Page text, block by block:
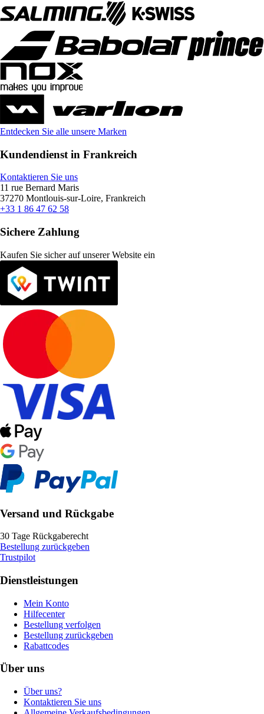
Entdecken Sie alle unsere Marken
Kundendienst in Frankreich
Kontaktieren Sie uns
11 rue Bernard Maris
37270 Montlouis-sur-Loire, Frankreich
+33 1 86 47 62 58
Sichere Zahlung
Kaufen Sie sicher auf unserer Website ein
Versand und Rückgabe
30 Tage Rückgaberecht
Bestellung zurückgeben
Trustpilot
Dienstleistungen
Mein Konto
Hilfecenter
Bestellung verfolgen
Bestellung zurückgeben
Rabattcodes
Über uns
Über uns?
Kontaktieren Sie uns